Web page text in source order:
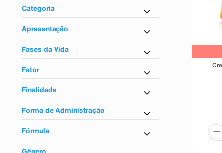
Dermocosméticos
Categoria
Tratamento para o Corpo
Tratamento para o Rosto
Apresentação
Em creme
Gotas
Fases da Vida
Para adultos
Fator
FPS50
Finalidade
Antienvelhecimento
Antirrugas
Anti-imperfeições
Efeito firmador
Efeito lifting
Forma de Administração
Uso tópico
Fórmula
Sérum